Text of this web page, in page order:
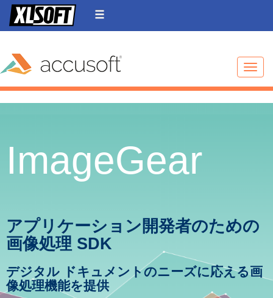
ImageGear
アプリケーション開発者のための
画像処理 SDK
デジタル ドキュメントのニーズに応える画
像処理機能を提供